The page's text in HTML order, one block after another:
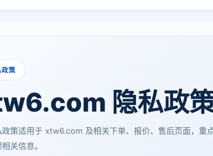
政策
隐私政
政策适用于 xtw6.com 及相关下单、报价、售后页面，重
关信息。